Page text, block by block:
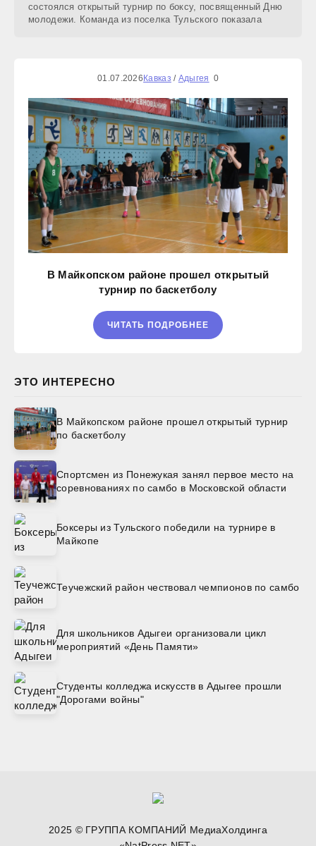
состоялся открытый турнир по боксу, посвященный Дню
молодежи. Команда из поселка Тульского показала
01.07.2026Кавказ / Адыгея 0
В Майкопском районе прошел открытый
турнир по баскетболу
ЧИТАТЬ ПОДРОБНЕЕ
ЭТО ИНТЕРЕСНО
В Майкопском районе прошел открытый турнир
по баскетболу
Спортсмен из Понежукая занял первое место на
соревнованиях по самбо в Московской области
Боксеры из Тульского победили на турнире в
Майкопе
Теучежский район чествовал чемпионов по самбо
Для школьников Адыгеи организовали цикл
мероприятий «День Памяти»
Студенты колледжа искусств в Адыгее прошли
"Дорогами войны"
2025 © ГРУППА КОМПАНИЙ МедиаХолдинга